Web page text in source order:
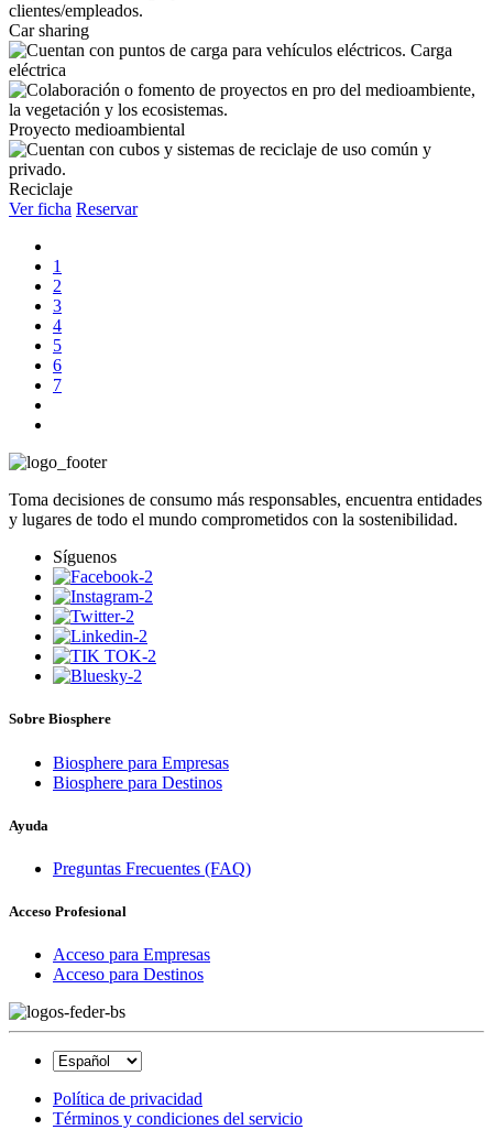
Car sharing
Carga
eléctrica
Proyecto medioambiental
Reciclaje
Ver ficha Reservar
1
2
3
4
5
6
7
Toma decisiones de consumo más responsables, encuentra entidades
y lugares de todo el mundo comprometidos con la sostenibilidad.
Síguenos
Sobre Biosphere
Biosphere para Empresas
Biosphere para Destinos
Ayuda
Preguntas Frecuentes (FAQ)
Acceso Profesional
Acceso para Empresas
Acceso para Destinos
Política de privacidad
Términos y condiciones del servicio